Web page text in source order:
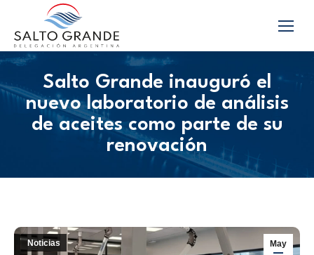
Salto Grande inauguró el
nuevo laboratorio de análisis
de aceites como parte de su
renovación
May
Noticias